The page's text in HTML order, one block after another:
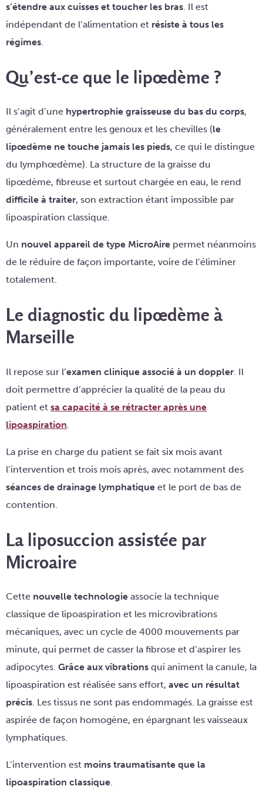
s’étendre aux cuisses et toucher les bras . Il est
indépendant de l’alimentation et résiste à tous les
régimes
Qu’est-ce que le lipœdème ?
Il s’agit d’une hypertrophie graisseuse du bas du corps,
généralement entre les genoux et les chevilles (le
lipœdème ne touche jamais les pieds, ce qui le distingue
du lymphœdème). La structure de la graisse du
lipœdème, fibreuse et surtout chargée en eau, le rend
difficile à traiter, son extraction étant impossible par
lipoaspiration classique.
Un nouvel appareil de type MicroAire permet néanmoins
de le réduire de façon importante, voire de l’éliminer
totalement.
Le diagnostic du lipœdème à
Marseille
Il repose sur l’examen clinique associé à un doppler . Il
doit permettre d’apprécier la qualité de la peau du
patient et sa capacité à se rétracter après une
lipoaspiration
La prise en charge du patient se fait six mois avant
l’intervention et trois mois après, avec notamment des
séances de drainage lymphatique et le port de bas de
contention.
La liposuccion assistée par
Microaire
Cette nouvelle technologie associe la technique
classique de lipoaspiration et les microvibrations
mécaniques, avec un cycle de 4000 mouvements par
minute, qui permet de casser la fibrose et d’aspirer les
adipocytes. Grâce aux vibrations qui animent la canule, la
lipoaspiration est réalisée sans effort, avec un résultat
précis. Les tissus ne sont pas endommagés. La graisse est
aspirée de façon homogène, en épargnant les vaisseaux
lymphatiques.
L’intervention est moins traumatisante que la
lipoaspiration classique.